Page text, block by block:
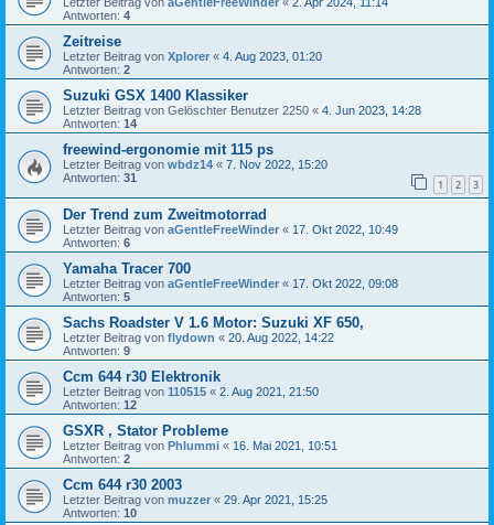
Antworten: 4
Zeitreise
Letzter Beitrag von Xplorer « 4. Aug 2023, 01:20
Antworten: 2
Suzuki GSX 1400 Klassiker
Letzter Beitrag von Gelöschter Benutzer 2250 « 4. Jun 2023, 14:28
Antworten: 14
freewind-ergonomie mit 115 ps
Letzter Beitrag von wbdz14 « 7. Nov 2022, 15:20
Antworten: 31 1 2 3
Der Trend zum Zweitmotorrad
Letzter Beitrag von aGentleFreeWinder « 17. Okt 2022, 10:49
Antworten: 6
Yamaha Tracer 700
Letzter Beitrag von aGentleFreeWinder « 17. Okt 2022, 09:08
Antworten: 5
Sachs Roadster V 1.6 Motor: Suzuki XF 650,
Letzter Beitrag von flydown « 20. Aug 2022, 14:22
Antworten: 9
Ccm 644 r30 Elektronik
Letzter Beitrag von 110515 « 2. Aug 2021, 21:50
Antworten: 12
GSXR , Stator Probleme
Letzter Beitrag von Phlummi « 16. Mai 2021, 10:51
Antworten: 2
Ccm 644 r30 2003
Letzter Beitrag von muzzer « 29. Apr 2021, 15:25
Antworten: 10